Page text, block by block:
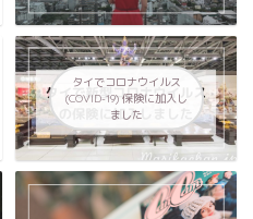
タイでコロナウイルス
(COVID-19) 保険に加入し
ました